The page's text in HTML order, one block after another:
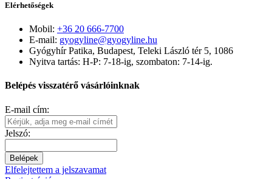
Elérhetőségek
Mobil: +36 20 666-7700
E-mail: gyogyline@gyogyline.hu
Gyógyhír Patika, Budapest, Teleki László tér 5, 1086
Nyitva tartás: H-P: 7-18-ig, szombaton: 7-14-ig.
Belépés visszatérő vásárlóinknak
E-mail cím:
Jelszó:
Belépek
Elfelejtettem a jelszavamat